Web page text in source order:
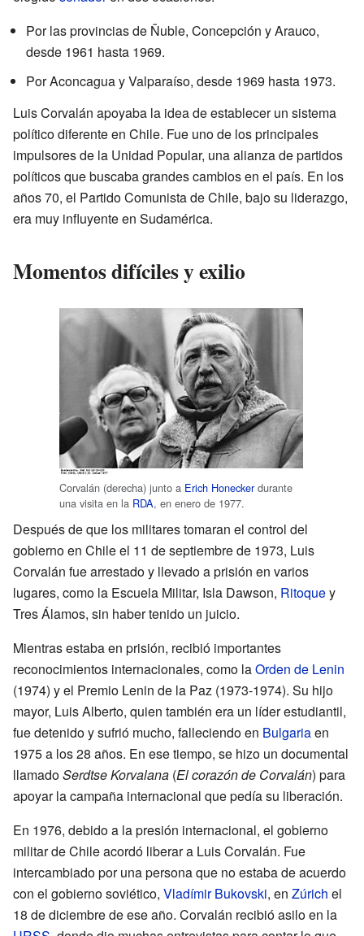
Por las provincias de Ñuble, Concepción y Arauco,
desde 1961 hasta 1969.
Por Aconcagua y Valparaíso, desde 1969 hasta 1973.
Luis Corvalán apoyaba la idea de establecer un sistema
político diferente en Chile. Fue uno de los principales
impulsores de la Unidad Popular, una alianza de partidos
políticos que buscaba grandes cambios en el país. En los
años 70, el Partido Comunista de Chile, bajo su liderazgo,
era muy influyente en Sudamérica.
Momentos difíciles y exilio
Corvalán (derecha) junto a Erich Honeckerdurante
una visita en la RDA, en enero de 1977.
Después de que los militares tomaran el control del
gobierno en Chile el 11 de septiembre de 1973, Luis
Corvalán fue arrestado y llevado a prisión en varios
lugares, como la Escuela Militar, Isla Dawson, Ritoquey
Tres Álamos, sin haber tenido un juicio.
Mientras estaba en prisión, recibió importantes
reconocimientos internacionales, como laOrden de Lenin
(1974) y el Premio Lenin de la Paz (1973-1974). Su hijo
mayor, Luis Alberto, quien también era un líder estudiantil,
fue detenido y sufrió mucho, falleciendo en Bulgariaen
1975 a los 28 años. En ese tiempo, se hizo un documental
llamadoSerdtse Korvalana (El corazón de Corvalán) para
apoyar la campaña internacional que pedía su liberación.
En 1976, debido a la presión internacional, el gobierno
militar de Chile acordó liberar a Luis Corvalán. Fue
intercambiado por una persona que no estaba de acuerdo
con el gobierno soviético, Vladímir Bukovski, en Zúrich el
18 de diciembre de ese año. Corvalán recibió asilo en la